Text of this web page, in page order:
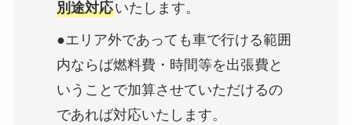
別途対応いたします。
●エリア外であっても車で行ける範囲
内ならば燃料費・時間等を出張費と
いうことで加算させていただけるの
であれば対応いたします。